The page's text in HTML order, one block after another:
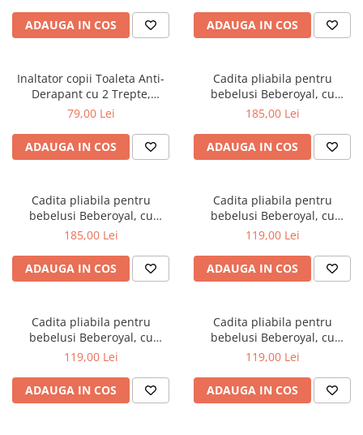
ADAUGA IN COS ADAUGA IN COS
Inaltator copii Toaleta Anti-
Derapant cu 2 Trepte,
Beberoyal, Blue, CD-006-001
79,00 Lei
ADAUGA IN COS
Cadita pliabila pentru
bebelusi Beberoyal, cu
termometru digital si dop de
006
185,00 Lei
ADAUGA IN COS
Cadita pliabila pentru
bebelusi Beberoyal, cu
termometru digital si dop de
005-005
185,00 Lei
ADAUGA IN COS
Cadita pliabila pentru
bebelusi Beberoyal, cu
termometru digital si dop de
003
119,00 Lei
ADAUGA IN COS
Cadita pliabila pentru
bebelusi Beberoyal, cu
termometru digital si dop de
002
119,00 Lei
ADAUGA IN COS
Cadita pliabila pentru
bebelusi Beberoyal, cu
termometru digital si dop de
001
119,00 Lei
ADAUGA IN COS